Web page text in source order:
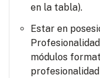
en la tabla).
Estar en
módulos